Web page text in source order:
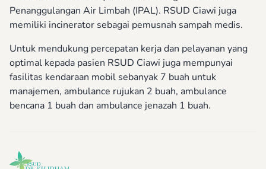
Penanggulangan Air Limbah (IPAL). RSUD Ciawi juga
memiliki incinerator sebagai pemusnah sampah medis.
Untuk mendukung percepatan kerja dan pelayanan yang
optimal kepada pasien RSUD Ciawi juga mempunyai
fasilitas kendaraan mobil sebanyak 7 buah untuk
manajemen, ambulance rujukan 2 buah, ambulance
bencana 1 buah dan ambulance jenazah 1 buah.